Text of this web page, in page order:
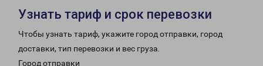
Узнать тариф и срок перевозки
Чтобы узнать тариф, укажите город отправки, город
доставки, тип перевозки и вес груза.
Город отправки